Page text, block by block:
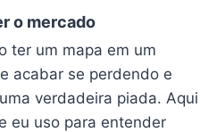
o mercado
ter um mapa em um
acabar se perdendo e
verdadeira piada. Aqui
eu uso para entender